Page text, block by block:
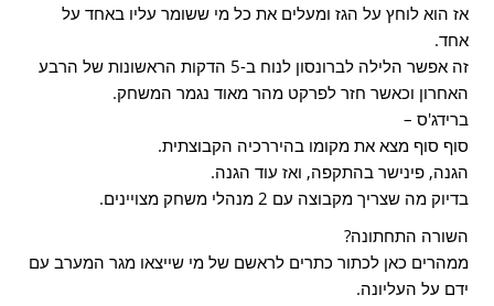
אז הוא לוחץ על הגז ומעלים את כל מי ששומר עליו באחד על
אחד.
זה אפשר הלילה לברונסון לנוח ב-5 הדקות הראשונות של הרבע
האחרון וכאשר חזר לפרקט מהר מאוד נגמר המשחק.
ברידג'ס –
סוף סוף מצא את מקומו בהיררכיה הקבוצתית.
הגנה, פינישר בהתקפה, ואז עוד הגנה.
בדיוק מה שצריך מקבוצה עם 2 מנהלי משחק מצויינים.
השורה התחתונה?
ממהרים כאן לכתור כתרים לראשם של מי שייצאו מגר המערב עם
ידם על העליונה.